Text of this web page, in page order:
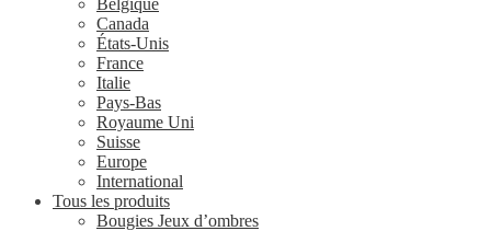
Belgique
Canada
États-Unis
France
Italie
Pays-Bas
Royaume Uni
Suisse
Europe
International
Tous les produits
Bougies Jeux d’ombres